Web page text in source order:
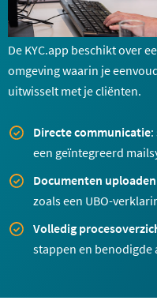
De KYC.app beschikt over
omgeving waarin je
uitwisselt met je cliënten.
Directe communicatie
een geïntegreerd
Documenten uploaden
zoals een UBO-
Volledig
stappen en benodigde